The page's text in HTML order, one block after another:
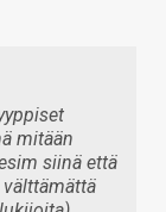
mitään
siinä että